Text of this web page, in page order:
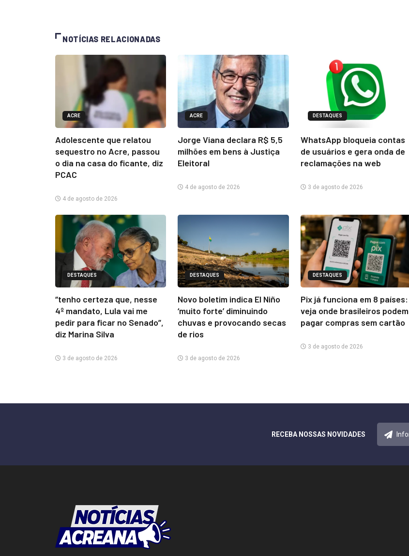
NOTÍCIAS RELACIONADAS
ACRE
Adolescente que relatou
sequestro no Acre, passou
o dia na casa do ficante, diz
PCAC
4 de agosto de 2026
ACRE
Jorge Viana declara R$ 5,5
milhões em bens à Justiça
Eleitoral
4 de agosto de 2026
DESTAQUES
WhatsApp bloqueia contas
de usuários e gera onda de
reclamações na web
3 de agosto de 2026
DESTAQUES
“tenho certeza que, nesse
4º mandato, Lula vai me
pedir para ficar no Senado”,
diz Marina Silva
3 de agosto de 2026
DESTAQUES
Novo boletim indica El Niño
‘muito forte’ diminuindo
chuvas e provocando secas
de rios
3 de agosto de 2026
DESTAQUES
Pix já funciona em 8 países:
veja onde brasileiros podem
pagar compras sem cartão
3 de agosto de 2026
RECEBA NOSSAS NOVIDADES